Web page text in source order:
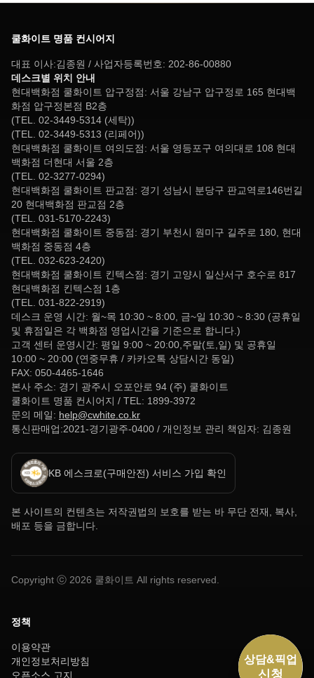
쿨화이트 명품 컨시어지
대표 이사:김종원 / 사업자등록번호: 202-86-00880
데스크별 위치 안내
현대백화점 쿨화이트 압구정점: 서울 강남구 압구정로 165 현대백
화점 압구정본점 B2층
(TEL. 02-3449-5314 (세탁))
(TEL. 02-3449-5313 (리페어))
현대백화점 쿨화이트 여의도점: 서울 영등포구 여의대로 108 현대
백화점 더현대 서울 2층
(TEL. 02-3277-0294)
현대백화점 쿨화이트 판교점: 경기 성남시 분당구 판교역로146번길
20 현대백화점 판교점 2층
(TEL. 031-5170-2243)
현대백화점 쿨화이트 중동점: 경기 부천시 원미구 길주로 180, 현대
백화점 중동점 4층
(TEL. 032-623-2420)
현대백화점 쿨화이트 킨텍스점: 경기 고양시 일산서구 호수로 817
현대백화점 킨텍스점 1층
(TEL. 031-822-2919)
데스크 운영 시간: 월~목 10:30 ~ 8:00, 금~일 10:30 ~ 8:30 (공휴일
및 휴점일은 각 백화점 영업시간을 기준으로 합니다.)
고객 센터 운영시간: 평일 9:00 ~ 20:00,주말(토,일) 및 공휴일
10:00 ~ 20:00 (연중무휴 / 카카오톡 상담시간 동일)
FAX: 050-4465-1646
본사 주소: 경기 광주시 오포안로 94 (주) 쿨화이트
쿨화이트 명품 컨시어지 / TEL: 1899-3972
문의 메일: help@cwhite.co.kr
통신판매업:2021-경기광주-0400 / 개인정보 관리 책임자: 김종원
KB 에스크로(구매안전) 서비스 가입 확인
본 사이트의 컨텐츠는 저작권법의 보호를 받는 바 무단 전재, 복사,
배포 등을 금합니다.
Copyright ⓒ 2026 쿨화이트 All rights reserved.
정책
이용약관
개인정보처리방침
오픈소스 고지